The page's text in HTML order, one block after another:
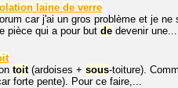
laine de verre
car j'ai un gros problème et je
pièce qui a pour but de devenir une...
toit(ardoises + sous-toiture).
forte pente). Pour ce faire,...